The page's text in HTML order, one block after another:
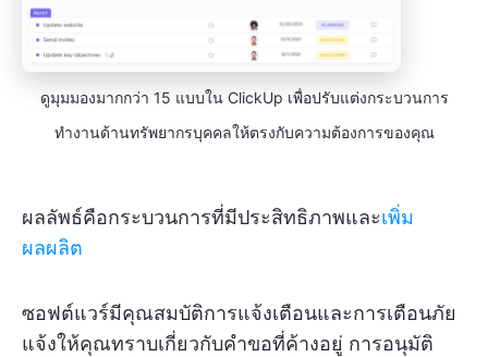
ดูมุมมองมากกว่า 15 แบบใน ClickUp เพื่อปรับแต่งกระบวนการ
ทำงานด้านทรัพยากรบุคคลให้ตรงกับความต้องการของคุณ
ผลลัพธ์คือกระบวนการที่มีประสิทธิภาพและเพิ่ม
ผลผลิต
ซอฟต์แวร์มีคุณสมบัติการแจ้งเตือนและการเตือนภัย
แจ้งให้คุณทราบเกี่ยวกับคำขอที่ค้างอยู่ การอนุมัติ